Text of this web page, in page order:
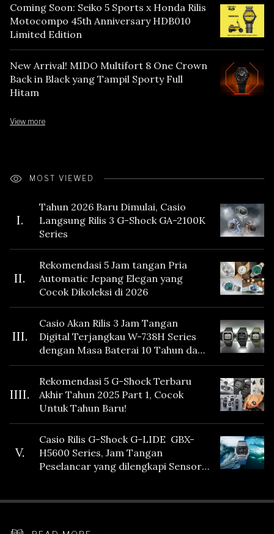
Coming Soon: Seiko 5 Sports x Honda Rilis
Motocompo 45th Anniversary HDB010
Limited Edition
New Arrival! MIDO Multifort 8 One Crown
Back in Black yang Tampil Sporty Full
Hitam
View more
MOST VIEWED
I.
Tahun 2026 Baru Dimulai, Casio
Langsung Rilis 3 G-Shock GA-2100K
Series
II.
Rekomendasi 5 Jam tangan Pria
Automatic Jepang Elegan yang
Cocok Dikoleksi di 2026
III.
Casio Akan Rilis 3 Jam Tangan
Digital Terjangkau W-738H Series
dengan Masa Baterai 10 Tahun dan
Fitur Vibration
IIII.
Rekomendasi 5 G-Shock Terbaru
Akhir Tahun 2025 Part 1, Cocok
Untuk Tahun Baru!
V.
Casio Rilis G-Shock G-LIDE GBX-
H5600 Series, Jam Tangan
Peselancar yang dilengkapi Sensor